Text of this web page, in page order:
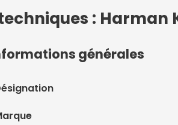
: Harman
générales